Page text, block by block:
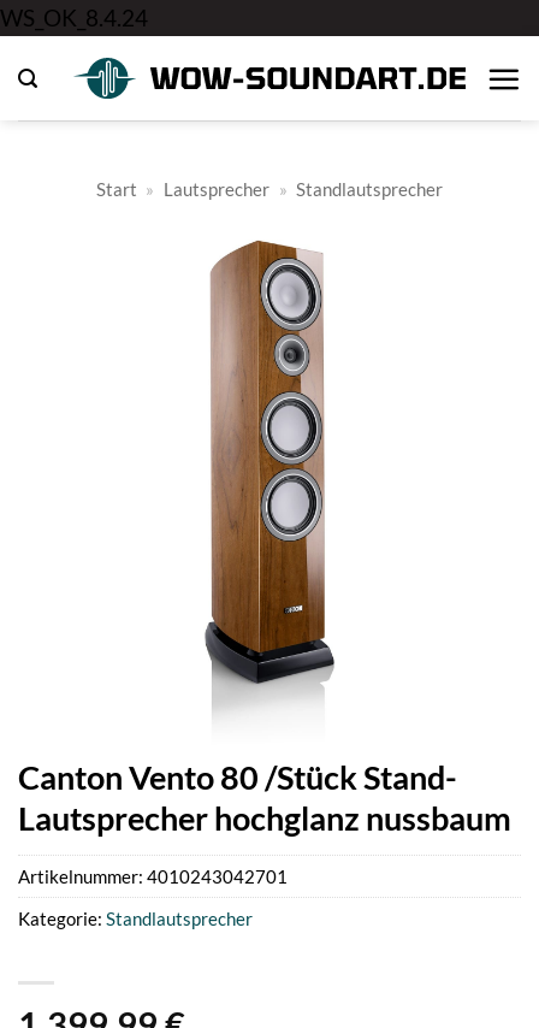
WS_OK_8.4.24
springen
Start » Lautsprecher » Standlautsprecher
Canton Vento 80 /Stück Stand-
Lautsprecher hochglanz nussbaum
Artikelnummer: 4010243042701
Kategorie: Standlautsprecher